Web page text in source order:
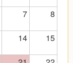
7 8
14
15